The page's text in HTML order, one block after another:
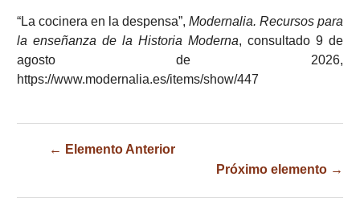
“La cocinera en la despensa”, Modernalia. Recursos para
la enseñanza de la Historia Moderna, consultado 9 de
agosto de 2026,
https://www.modernalia.es/items/show/447
← Elemento Anterior
Próximo elemento →